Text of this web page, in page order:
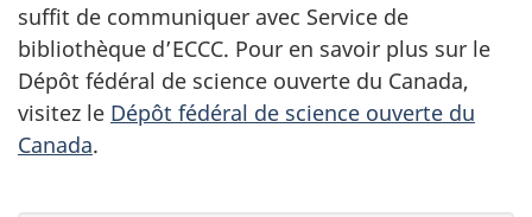
suffit de communiquer avec Service de
bibliothèque d’ECCC. Pour en savoir plus sur le
Dépôt fédéral de science ouverte du Canada,
visitez le Dépôt fédéral de science ouverte du
Canada.